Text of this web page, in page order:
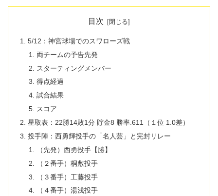
目次
5/12：神宮球場でのスワローズ戦
両チームの予告先発
スターティングメンバー
得点経過
試合結果
スコア
星取表：22勝14敗1分 貯金8 勝率.611（１位 1.0差）
投手陣：西勇輝投手の「名人芸」と完封リレー
（先発）西勇投手【勝】
（２番手）桐敷投手
（３番手）工藤投手
（４番手）湯浅投手